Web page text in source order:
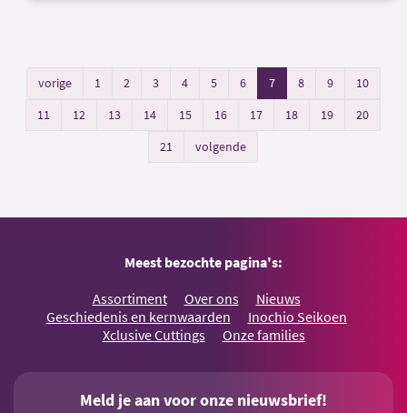
vorige 1 2 3 4 5 6 7 8 9
10
11
12 13 14 15 16 17 18 19
20
21
volgende
Meest bezochte pagina's:
Assortiment Over ons
Nieuws
Geschiedenis en kernwaarden
Inochio Seikoen
Xclusive Cuttings
Onze families
Meld je aan voor onze nieuwsbrief!